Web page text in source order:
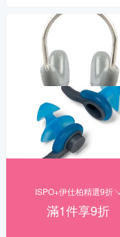
ISPO+伊仕柏精選9折↘
滿1件享9折